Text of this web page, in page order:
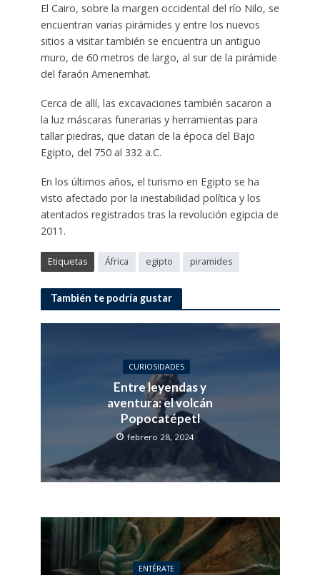
El Cairo, sobre la margen occidental del río Nilo, se
encuentran varias pirámides y entre los nuevos
sitios a visitar también se encuentra un antiguo
muro, de 60 metros de largo, al sur de la pirámide
del faraón Amenemhat.
Cerca de allí, las excavaciones también sacaron a
la luz máscaras funerarias y herramientas para
tallar piedras, que datan de la época del Bajo
Egipto, del 750 al 332 a.C.
En los últimos años, el turismo en Egipto se ha
visto afectado por la inestabilidad política y los
atentados registrados tras la revolución egipcia de
2011.
Etiquetas África egipto piramides
También te podría gustar
CURIOSIDADES
Entre leyendas y
aventura: el volcán
Popocatépetl
febrero 28, 2024
ENTÉRATE